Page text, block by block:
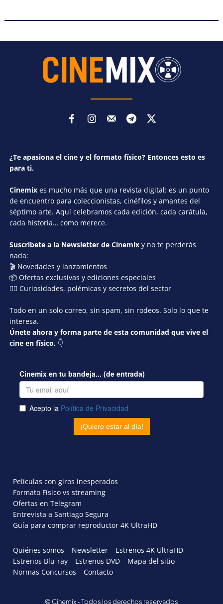
¿Te apasiona el cine y el formato físico? Entonces esto es
para ti.
Cinemix es mucho más que una revista digital: es un punto
de encuentro para coleccionistas, cinéfilos y amantes del
séptimo arte. Aquí celebramos cada edición, cada carátula,
cada historia… como merece.
Suscríbete a la Newsletter de Cinemix y no te perderás
nada:
🎬 Novedades y lanzamientos
📦 Ofertas exclusivas y ediciones especiales
🕵️‍♂️ Curiosidades, polémicas y secretos del sector
Todo en un solo correo, sin spam, sin rodeos. Solo lo que te
interesa.
Únete ahora y forma parte de esta comunidad que vive el
cine en físico. 👇
Películas con giros inesperados
Formato Físico vs streaming
Ofertas en Telegram
Entrevista a Santiago Segura
Guía para comprar reproductor 4K UltraHD
Quiénes somos Newsletter
Estrenos 4K UltraHD
Estrenos Blu-ray
Estrenos DVD
Mapa del sitio
Normas Concursos
Contacto
© Cinemix - Todos los derechos reservados